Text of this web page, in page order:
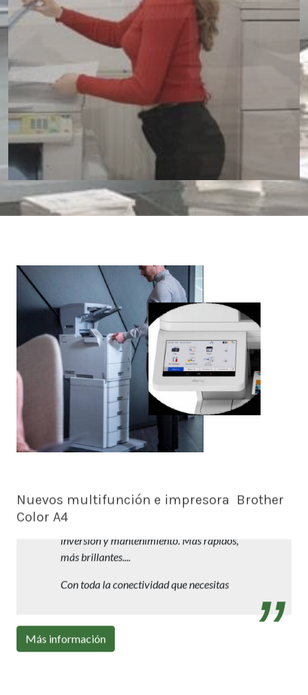
Nuevos multifunción e impresora Brother
Color A4
Trabajos profesionales en A4 con reducida
Con toda la conectividad que necesitas